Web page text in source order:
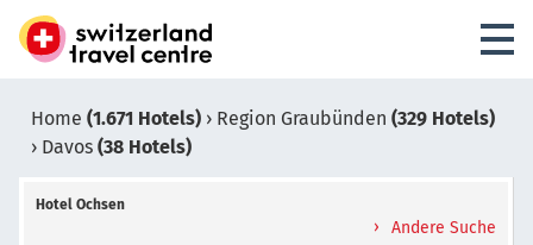
Home (1.671 Hotels) › Region Graubünden (329 Hotels)
› Davos (38 Hotels)
Hotel Ochsen
Andere Suche